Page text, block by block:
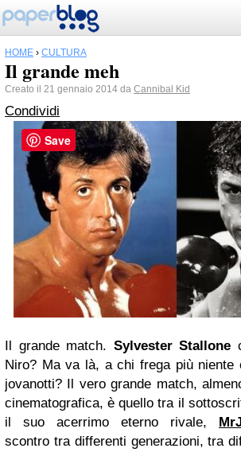
HOME › CULTURA
Il grande meh
Creato il 21 gennaio 2014 da Cannibal Kid
Condividi
Il grande match. Sylvester Stallone
Niro? Ma va là, a chi frega più niente
jovanotti? Il vero grande match,
cinematografica, è quello tra il
il suo acerrimo eterno rivale,
scontro tra differenti generazioni, tra
Save